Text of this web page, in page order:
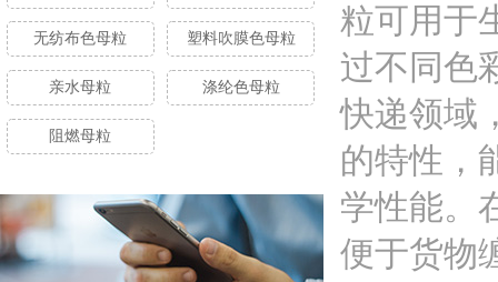
无纺布色母粒 塑料吹膜色母粒
亲水母粒 涤纶色母粒
阻燃母粒
粒可用于
过不同色
快递领域
的特性，
学性能。
便于货物